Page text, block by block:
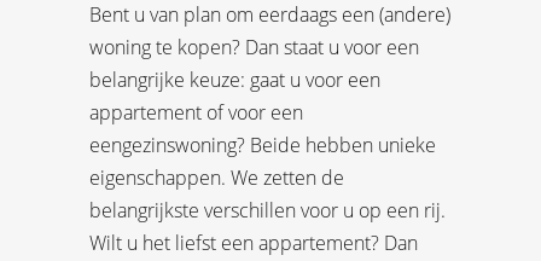
Bent u van plan om eerdaags een (andere)
woning te kopen? Dan staat u voor een
belangrijke keuze: gaat u voor een
appartement of voor een
eengezinswoning? Beide hebben unieke
eigenschappen. We zetten de
belangrijkste verschillen voor u op een rij.
Wilt u het liefst een appartement? Dan